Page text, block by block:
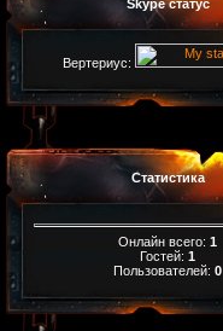
Skype статус
Вертериус:
Статистика
Онлайн всего: 1
Гостей: 1
Пользователей: 0